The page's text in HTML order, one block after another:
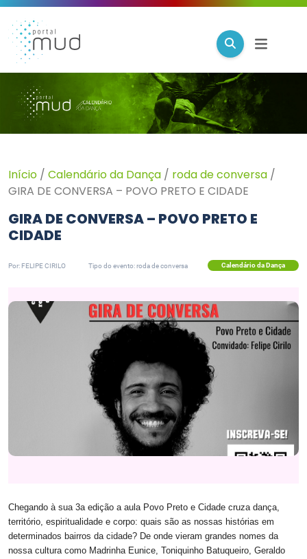
Início / Calendário da Dança / roda de conversa /
GIRA DE CONVERSA – POVO PRETO E CIDADE
GIRA DE CONVERSA – POVO PRETO E
CIDADE
Por: FELIPE CIRILO Tipo do evento: roda de conversa Calendário da Dança
Chegando à sua 3a edição a aula Povo Preto e Cidade cruza dança,
território, espiritualidade e corpo: quais são as nossas histórias em
determinados bairros da cidade? De onde vieram grandes nomes da
nossa cultura como Madrinha Eunice, Toniquinho Batuqueiro, Geraldo